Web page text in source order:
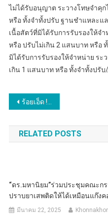
ไม่ได้รับอนุญาต ระวางโทษจำคุก
หรือ ทั้งจำทั้งปรับ ฐานชำแหละแ
เนื้อสัตว์ที่มิได้รับการรับรองให้จ
หรือ ปรับไม่เกิน 2 แสนบาท หรือ
มิได้รับการรับรองให้จำหน่าย ระ
เกิน 1 แสนบาท หรือ ทั้งจำทั้งปรั
แนะแนว
เรื่อง
ร้อยเอ็ด !!!!! นำหน่วยแพทย์เคลื่อนที่ พอ.สว. และจังหวัดร้อยเอ็ดเคลื่อนที่ บำบัดทุกข์ บำรุงสุข สร้างรอยยิ้มให้ประชาชน ณ อ.ศรีสมเด็จ
RELATED POSTS
“ดร.มหานิยม”ร่วมประชุมคณะก
ปราบยาเสพติดให้ได้เหมือนแก๊งค
มีนาคม 22, 2025